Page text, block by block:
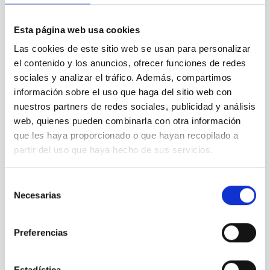
Esta página web usa cookies
Las cookies de este sitio web se usan para personalizar
el contenido y los anuncios, ofrecer funciones de redes
sociales y analizar el tráfico. Además, compartimos
información sobre el uso que haga del sitio web con
nuestros partners de redes sociales, publicidad y análisis
web, quienes pueden combinarla con otra información
que les haya proporcionado o que hayan recopilado a
partir del uso que haya hecho de sus servicios.
Necesarias
Preferencias
Febrero 2026(3)
Diciembre 2025
Noviembre 2025(1)
Octubre 2025(3)
Septiembre 2025(2)
Agosto 2025(2)
Julio 2025(1)
Junio 2025(1)
Abril 2025(1)
Marzo 2025
Febrero 2025
(1)
Octubre 2024(1)
Agosto 2024
Mayo 2024(3)
Marzo 2024